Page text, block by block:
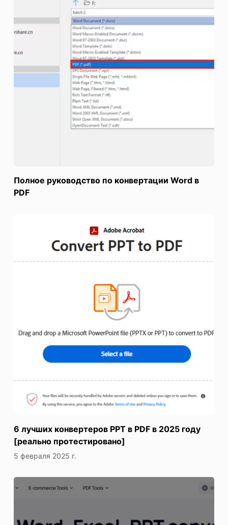
Полное руководство по конвертации Word в
PDF
6 лучших конвертеров PPT в PDF в 2025 году
[реально протестировано]
5 февраля 2025 г.